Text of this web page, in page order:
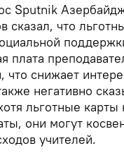
Sputnik
сказал, что
плата
снижает
негативно
льготные карты
они могут
учителей.